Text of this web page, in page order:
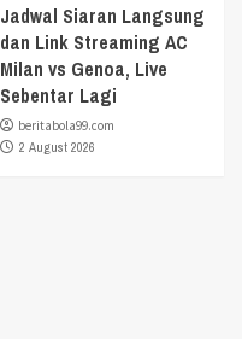
Jadwal Siaran Langsung
dan Link Streaming AC
Milan vs Genoa, Live
Sebentar Lagi
beritabola99.com
2 August 2026